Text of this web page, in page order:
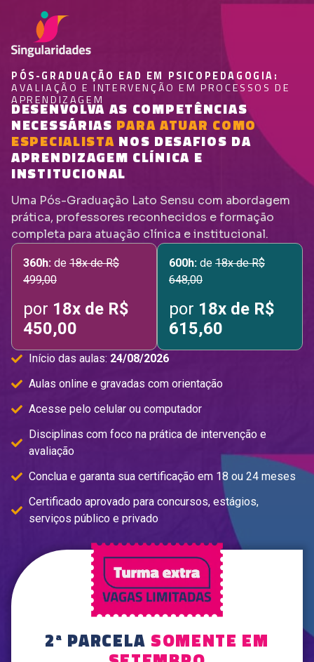
PÓS-GRADUAÇÃO EAD EM PSICOPEDAGOGIA:
AVALIAÇÃO E INTERVENÇÃO EM PROCESSOS DE
APRENDIZAGEM
DESENVOLVA AS COMPETÊNCIAS
NECESSÁRIAS PARA ATUAR COMO
ESPECIALISTA NOS DESAFIOS DA
APRENDIZAGEM CLÍNICA E
INSTITUCIONAL
Uma Pós-Graduação Lato Sensu com abordagem
prática, professores reconhecidos e formação
completa para atuação clínica e institucional.
360h: de 18x de R$
499,00
por 18x de R$
450,00
600h: de 18x de R$
648,00
por 18x de R$
615,60
Início das aulas: 24/08/2026
Aulas online e gravadas com orientação
Acesse pelo celular ou computador
Disciplinas com foco na prática de intervenção e
avaliação
Conclua e garanta sua certificação em 18 ou 24 meses
Certificado aprovado para concursos, estágios,
serviços público e privado
2ª PARCELA SOMENTE EM